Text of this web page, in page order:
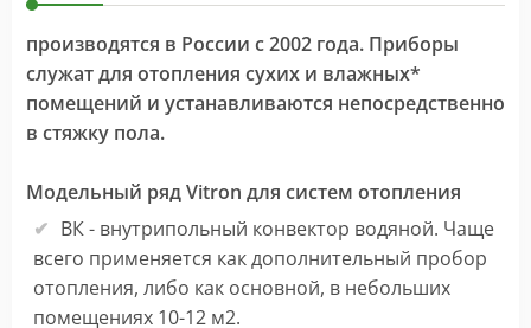
производятся в России с 2002 года. Приборы
служат для отопления сухих и влажных*
помещений и устанавливаются непосредственно
в стяжку пола.
Модельный ряд Vitron для систем отопления
ВК - внутрипольный конвектор водяной. Чаще
всего применяется как дополнительный пробор
отопления, либо как основной, в небольших
помещениях 10-12 м2.